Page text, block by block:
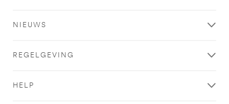
NIEUWS
REGELGEVING
HELP